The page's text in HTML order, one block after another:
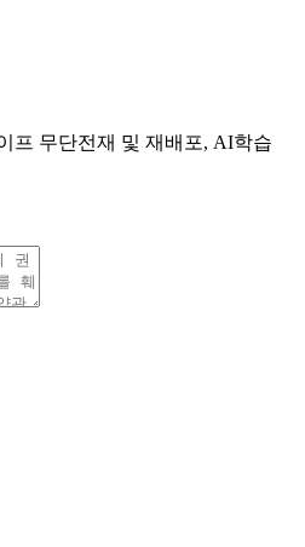
프 무단전재 및 재배포, AI학습